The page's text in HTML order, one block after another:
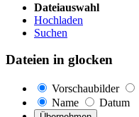
Dateiauswahl
Hochladen
Suchen
Dateien in glocken
Vorschaubilder
Name
Datum